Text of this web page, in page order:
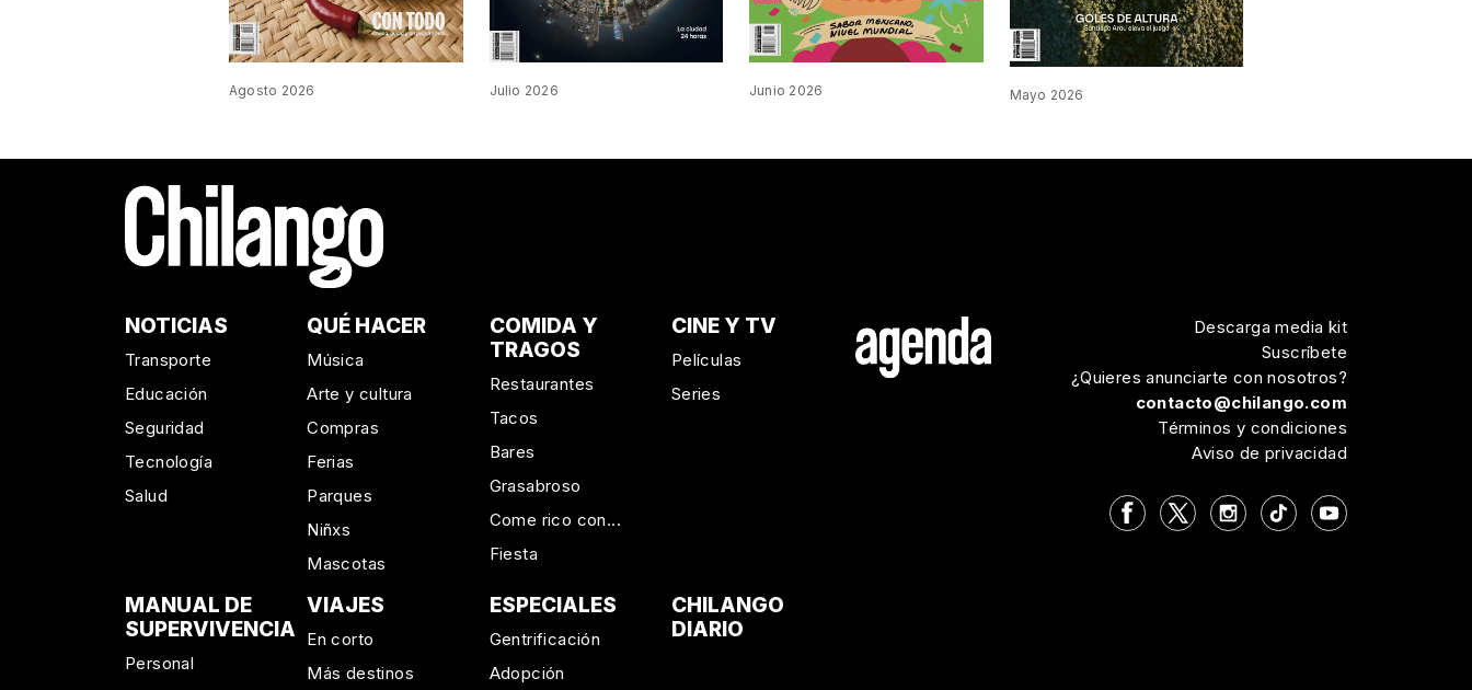
Agosto 2026 Julio 2026 Junio 2026 Mayo 2026
NOTICIAS
Transporte
Educación
Seguridad
Tecnología
Salud
QUÉ HACER
Música
Arte y cultura
Compras
Ferias
Parques
Niñxs
Mascotas
COMIDA Y
TRAGOS
Restaurantes
Tacos
Bares
Grasabroso
Come rico con...
Fiesta
CINE Y TV
Películas
Series
MANUAL DE
SUPERVIVENCIA
Personal
VIAJES
En corto
Más destinos
ESPECIALES
Gentrificación
Adopción
CHILANGO
DIARIO
Descarga media kit
Suscríbete
¿Quieres anunciarte con nosotros?
contacto@chilango.com
Términos y condiciones
Aviso de privacidad